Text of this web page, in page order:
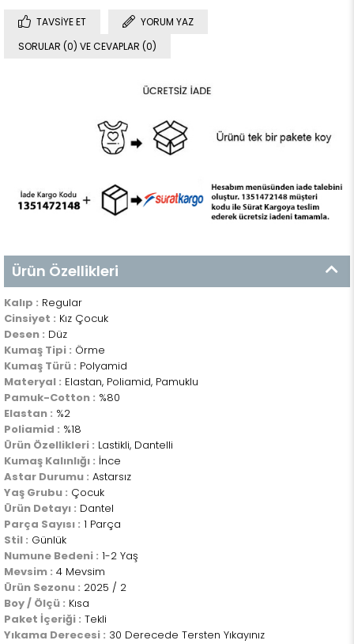
TAVSIYE ET
YORUM YAZ
SORULAR (0) VE CEVAPLAR (0)
Ürün Özellikleri
Kalıp : Regular
Cinsiyet : Kız Çocuk
Desen : Düz
Kumaş Tipi : Örme
Kumaş Türü : Polyamid
Materyal : Elastan, Poliamid, Pamuklu
Pamuk-Cotton : %80
Elastan : %2
Poliamid : %18
Ürün Özellikleri : Lastikli, Dantelli
Kumaş Kalınlığı : İnce
Astar Durumu : Astarsız
Yaş Grubu : Çocuk
Ürün Detayı : Dantel
Parça Sayısı : 1 Parça
Stil : Günlük
Numune Bedeni : 1-2 Yaş
Mevsim : 4 Mevsim
Ürün Sezonu : 2025 / 2
Boy / Ölçü : Kısa
Paket İçeriği : Tekli
Yıkama Derecesi : 30 Derecede Tersten Yıkayınız